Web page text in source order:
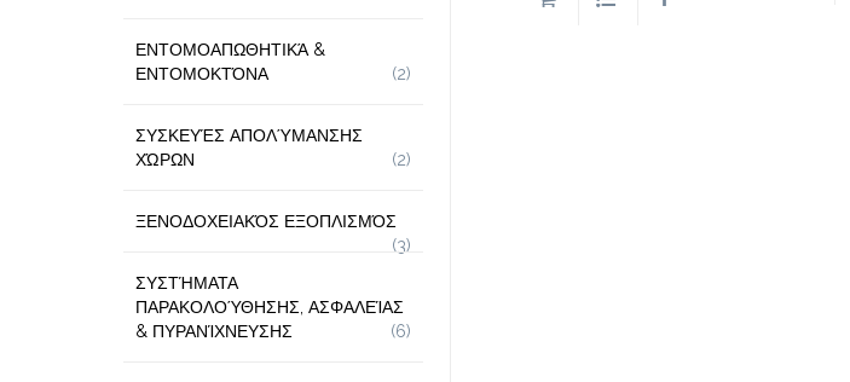
ΕΝΤΟΜΟΑΠΩΘΗΤΙΚΆ &
ΕΝΤΟΜΟΚΤΌΝΑ
(2)
ΣΥΣΚΕΥΈΣ ΑΠΟΛΎΜΑΝΣΗΣ
ΧΏΡΩΝ
(2)
ΞΕΝΟΔΟΧΕΙΑΚΌΣ ΕΞΟΠΛΙΣΜΌΣ
(3)
ΣΥΣΤΉΜΑΤΑ
ΠΑΡΑΚΟΛΟΎΘΗΣΗΣ, ΑΣΦΑΛΕΊΑΣ
& ΠΥΡΑΝΊΧΝΕΥΣΗΣ
(6)